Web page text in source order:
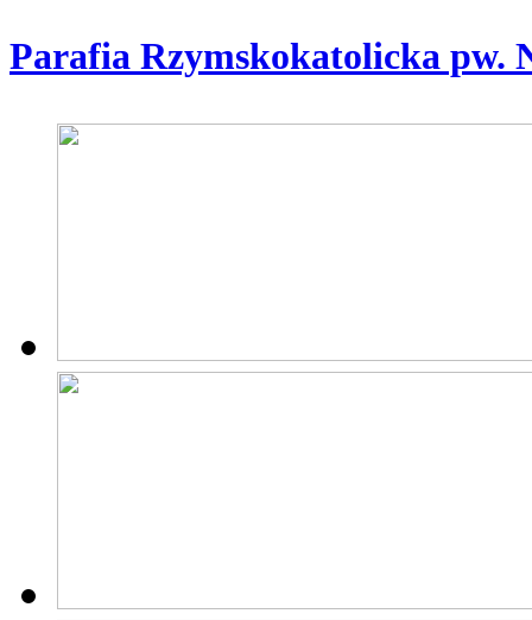
Parafia Rzymskokatolicka pw.